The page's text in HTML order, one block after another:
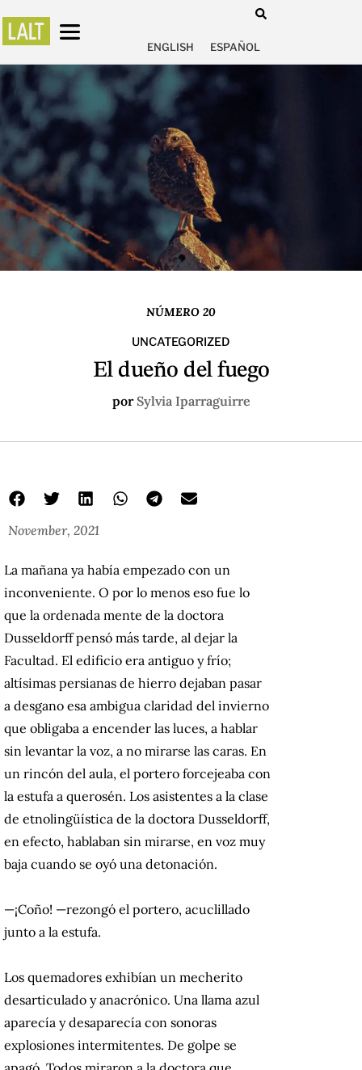
ENGLISH ESPAÑOL
NÚMERO 20
UNCATEGORIZED
El dueño del fuego
porSylvia Iparraguirre
November, 2021
La mañana ya había empezado con un
inconveniente. O por lo menos eso fue lo
que la ordenada mente de la doctora
Dusseldorff pensó más tarde, al dejar la
Facultad. El edificio era antiguo y frío;
altísimas persianas de hierro dejaban pasar
a desgano esa ambigua claridad del invierno
que obligaba a encender las luces, a hablar
sin levantar la voz, a no mirarse las caras. En
un rincón del aula, el portero forcejeaba con
la estufa a querosén. Los asistentes a la clase
de etnolingüística de la doctora Dusseldorff,
en efecto, hablaban sin mirarse, en voz muy
baja cuando se oyó una detonación.
—¡Coño! —rezongó el portero, acuclillado
junto a la estufa.
Los quemadores exhibían un mecherito
desarticulado y anacrónico. Una llama azul
aparecía y desaparecía con sonoras
explosiones intermitentes. De golpe se